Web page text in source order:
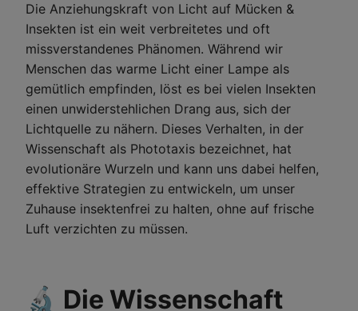
Die Anziehungskraft von Licht auf Mücken &
Insekten ist ein weit verbreitetes und oft
missverstandenes Phänomen. Während wir
Menschen das warme Licht einer Lampe als
gemütlich empfinden, löst es bei vielen Insekten
einen unwiderstehlichen Drang aus, sich der
Lichtquelle zu nähern. Dieses Verhalten, in der
Wissenschaft als Phototaxis bezeichnet, hat
evolutionäre Wurzeln und kann uns dabei helfen,
effektive Strategien zu entwickeln, um unser
Zuhause insektenfrei zu halten, ohne auf frische
Luft verzichten zu müssen.
🔬 Die Wissenschaft